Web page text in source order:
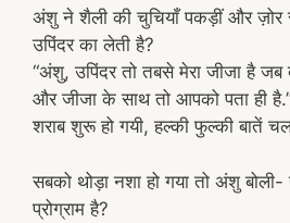
अंशु ने शैली की चुचियाँ पकड़ीं और
उपिंदर का लेती है?
“अंशु, उपिंदर तो तबसे मेरा जीजा है जब
और जीजा के साथ तो आपको पता ही
शराब शुरू हो गयी, हल्की फुल्की बातें
सबको थोड़ा नशा हो गया तो अंशु
प्रोग्राम है?